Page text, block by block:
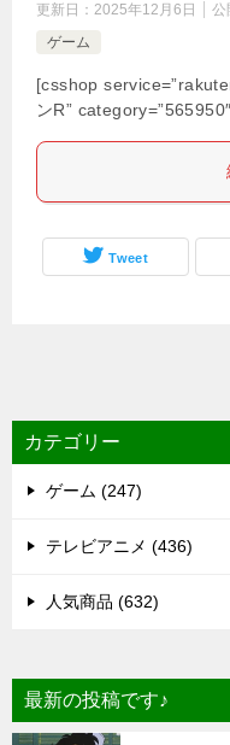
更新日： 2025年12月6日 公
ゲーム
[csshop
ンR”
Tweet
カテゴリー
ゲーム (247)
テレビアニメ (436)
人気商品 (632)
最新の投稿です♪